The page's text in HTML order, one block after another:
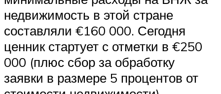
недвижимость в этой стране
составляли €160 000. Сегодня
ценник стартует с отметки в €250
000 (плюс сбор за обработку
заявки в размере 5 процентов от